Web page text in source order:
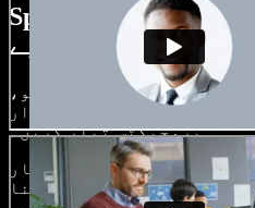
Speechify اسٹوڈیو سے کیا کچھ کر سکتے
ہیں، دیکھیے
رائلٹی فری امیجز، آڈیو،
کر کے بھرپور، شاندار
پروجیکٹس تیار کریں۔
براؤزر میں، تخلیق کار
اپنے خیالات کو حقیقت بنا